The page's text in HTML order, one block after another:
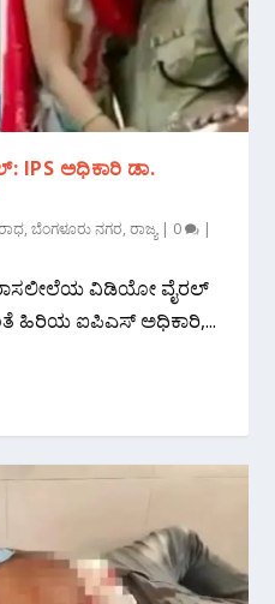
IPS ಅಧಿಕಾರಿ ಡಾ.
,ಬೆಂಗಳೂರು ನಗರ,ರಾಜ್ಯ| 0 |
ವಿಡಿಯೋ ವೈರಲ್
ಹಿರಿಯ ಐಪಿಎಸ್ ಅಧಿಕಾರಿ,...